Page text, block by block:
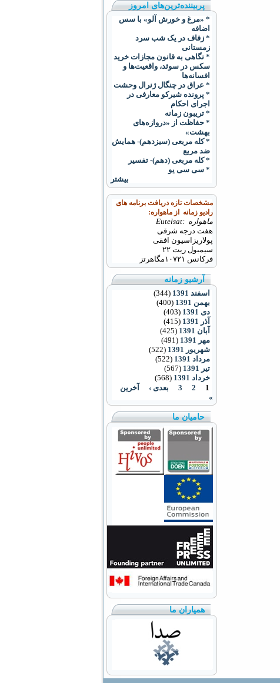
پربیننده‌ترین‌های امروز
* «مرغ و خورش آلو» با سس
اضافه
* زفاف در یک شب سرد
زمستانی
* نگاهی به قانون مجازات خرید
سکس در سوئد، واقعیت‌ها و
افسانه‌ها
* عراق در چنگال ژنرال وحشت
* پرونده شیرکو معارفی در
اجرای احکام
* تریبون زمانه
* حفاظت از «دروازه‌های
بهشت»
* کله مربعی (سیزدهم)- همایش
ضد مربع
* کله مربعی (دهم)- تفسیر
* سی سی یو
بیشتر
مشخصات تازه دریافت برنامه های
رادیو زمانه از ماهواره:
ماهواره :Eutelsat
هفت درجه شرقی
پولاریزاسیون افقی
سیمبول ریت ۲۲
فرکانس ۱۰۷۲۱ مگاهرتز
آرشیو زمانه
اسفند 1391
(344)
بهمن 1391
(400)
دی 1391
(403)
آذر 1391
(415)
آبان 1391
(425)
مهر 1391
(491)
شهریور 1391
(522)
مرداد 1391
(522)
تیر 1391
(567)
خرداد 1391
(568)
1
2
3 بعدی ›
آخرین
»
حامیان ما
همیاران ما